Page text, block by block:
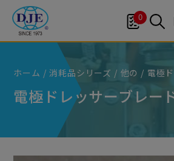
0
ホーム 消耗品シリーズ 他の 電極
電極ドレッサーブレー
クッキー利用の管理について